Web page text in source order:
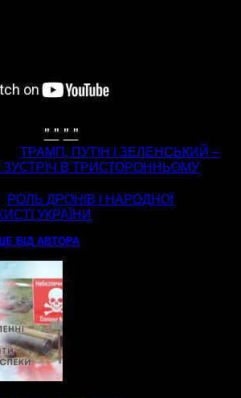
" " " "
ТРАМП, ПУТІН І ЗЕЛЕНСЬКИЙ –
ЗУСТРІЧ В ТРИСТОРОННЬОМУ
РОЛЬ ДРОНІВ І НАРОДНОЇ
УКРАЇНИ
ВІД АВТОРА